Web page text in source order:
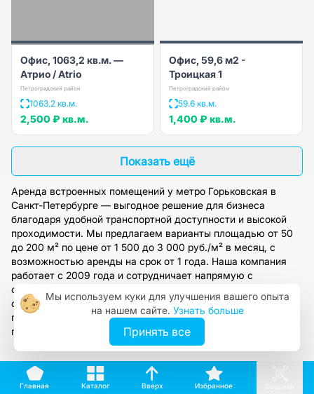
Офис, 1063,2 кв.м. —
Атрио / Atrio
Петроградский район
1063.2 кв.м.
2,500 ₽ кв.м.
Офис, 59,6 м2 -
Троицкая 1
Петроградский район
59.6 кв.м.
1,400 ₽ кв.м.
Показать ещё
Аренда встроенных помещений у метро Горьковская в
Санкт-Петербурге — выгодное решение для бизнеса
благодаря удобной транспортной доступности и высокой
проходимости. Мы предлагаем варианты площадью от 50
до 200 м² по цене от 1 500 до 3 000 руб./м² в месяц, с
возможностью аренды на срок от 1 года. Наша компания
работает с 2009 года и сотрудничает напрямую с
собственниками, обеспечивая полное юридическое
сопровождение сделок. Оставьте заявку на сайте, чтобы
получить персональную консультацию и подбор
подходящего помещения под ваши задачи.
Главная Каталог Вверх Избранное
Мы используем куки для улучшения вашего опыта
на нашем сайте. Узнать больше
Принять все